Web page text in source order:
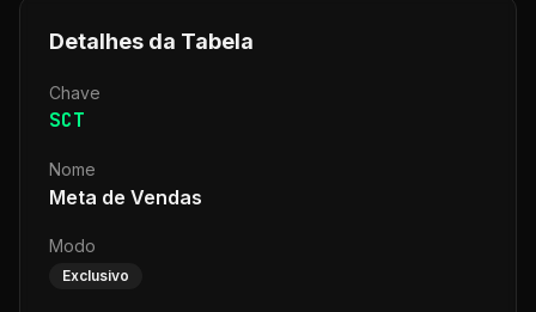
Detalhes da Tabela
Chave
SCT
Nome
Meta de Vendas
Modo
Exclusivo